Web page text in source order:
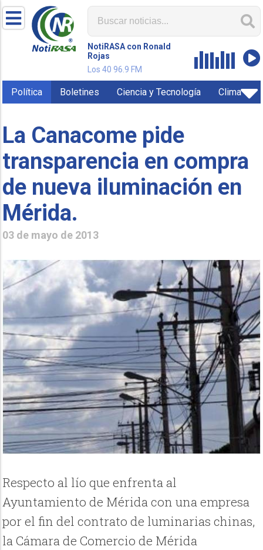
NotiRASA con Ronald
Rojas
Los 40 96.9 FM
Política Boletines Ciencia y Tecnología Clima
La Canacome pide
transparencia en compra
de nueva iluminación en
Mérida.
03 de mayo de 2013
Respecto al lío que enfrenta al
Ayuntamiento de Mérida con una empresa
por el fin del contrato de luminarias chinas,
la Cámara de Comercio de Mérida